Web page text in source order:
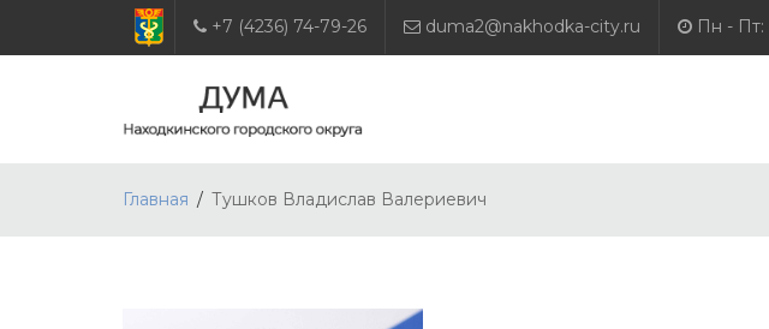
+7 (4236) 74-79-26 duma2@nakhodka-city.ru Пн - Пт:
Главная Тушков Владислав Валериевич